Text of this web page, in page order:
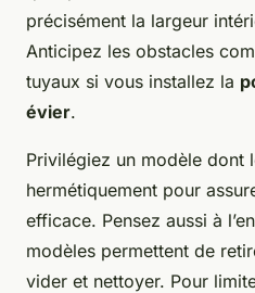
précisément la largeur
Anticipez les obstacles
tuyaux si vous installez la
évier.
Privilégiez un modèle dont
hermétiquement pour
efficace. Pensez aussi à
modèles permettent de
vider et nettoyer. Pour